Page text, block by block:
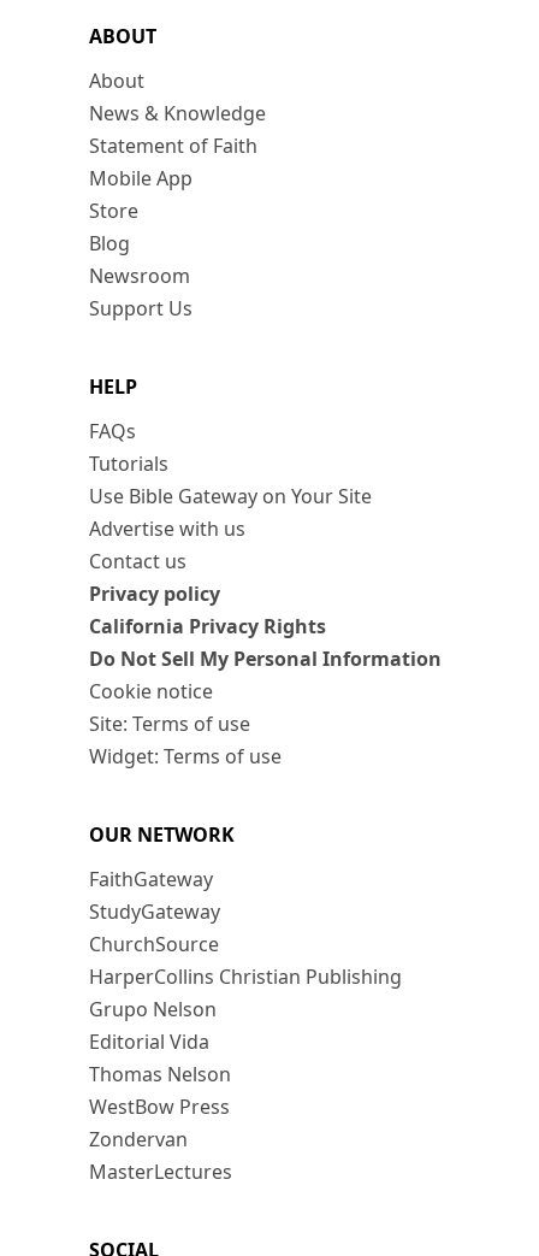
ABOUT
About
News & Knowledge
Statement of Faith
Mobile App
Store
Blog
Newsroom
Support Us
HELP
FAQs
Tutorials
Use Bible Gateway on Your Site
Advertise with us
Contact us
Privacy policy
California Privacy Rights
Do Not Sell My Personal Information
Cookie notice
Site: Terms of use
Widget: Terms of use
OUR NETWORK
FaithGateway
StudyGateway
ChurchSource
HarperCollins Christian Publishing
Grupo Nelson
Editorial Vida
Thomas Nelson
WestBow Press
Zondervan
MasterLectures
SOCIAL